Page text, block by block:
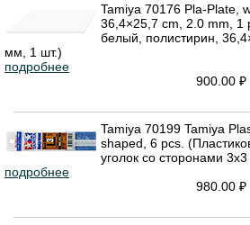
Tamiya 70176 Pla-Plate,
36,4×25,7 cm, 2.0 mm, 1
белый, полистирин,
мм, 1 шт.)
подробнее
900.00 ₽
Tamiya 70199 Tamiya
shaped, 6 pcs.
уголок со сторонами
подробнее
980.00 ₽